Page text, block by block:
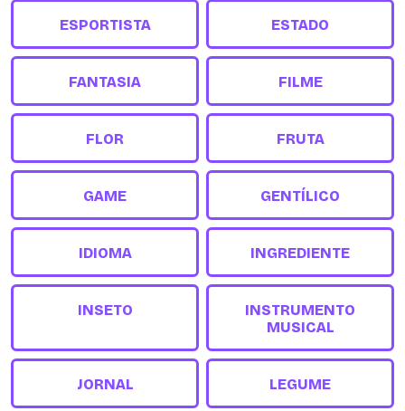
ESPORTISTA ESTADO
FANTASIA FILME
FLOR FRUTA
GAME GENTÍLICO
IDIOMA INGREDIENTE
INSETO
INSTRUMENTO
MUSICAL
JORNAL LEGUME